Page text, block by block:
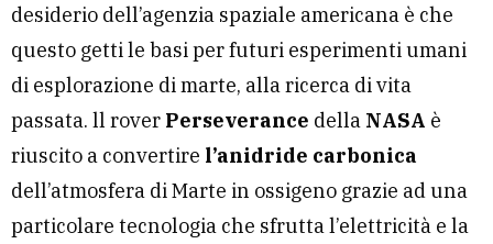
desiderio dell’agenzia spaziale americana è che
questo getti le basi per futuri esperimenti umani
di esplorazione di marte, alla ricerca di vita
passata. ll rover Perseverance della NASA è
riuscito a convertire l’anidride carbonica
dell’atmosfera di Marte in ossigeno grazie ad una
particolare tecnologia che sfrutta l’elettricità e la